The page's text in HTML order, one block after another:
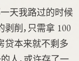
天我路过的时候
削，只需拿 100
贷本来就不剩多